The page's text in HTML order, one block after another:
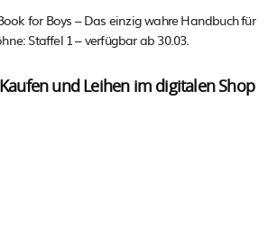
for Boys – Das einzig wahre Handbuch für
Staffel 1 – verfügbar ab 30.03.
und Leihen im digitalen Shop